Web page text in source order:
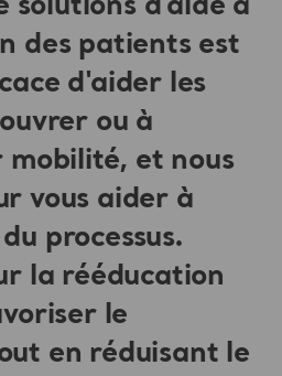
solutions d’aide à
des patients est
d'aider les
ou à
mobilité, et nous
vous aider à
processus.
la rééducation
le
en réduisant le